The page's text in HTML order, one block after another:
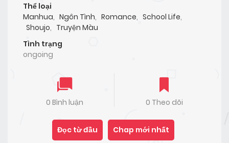
Thể loại
Manhua, Ngôn Tình, Romance, School Life,
Shoujo, Truyện Màu
Tình trạng
ongoing
0 Bình luận 0 Theo dõi
Đọc từ đầu Chap mới nhất